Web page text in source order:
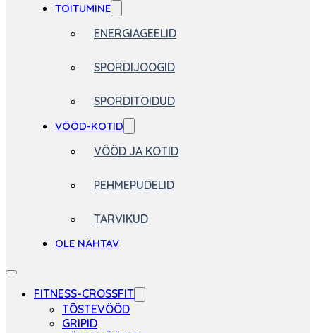
TOITUMINE
ENERGIAGEELID
SPORDIJOOGID
SPORDITOIDUD
VÖÖD-KOTID
VÖÖD JA KOTID
PEHMEPUDELID
TARVIKUD
OLE NÄHTAV
FITNESS-CROSSFIT
TÕSTEVÖÖD
GRIPID